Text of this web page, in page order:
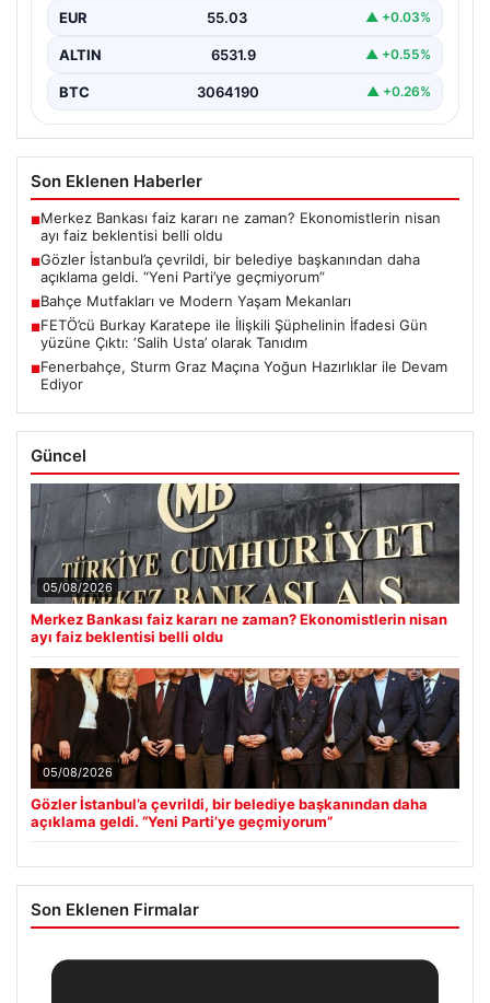
dönemde yaşanan…
EUR 55.03 ▲ +0.03%
ALTIN 6531.9 ▲ +0.55%
BTC 3064190 ▲ +0.26%
Son Eklenen Haberler
■Merkez Bankası faiz kararı ne zaman? Ekonomistlerin nisan
ayı faiz beklentisi belli oldu
■Gözler İstanbul’a çevrildi, bir belediye başkanından daha
açıklama geldi. “Yeni Parti’ye geçmiyorum”
■Bahçe Mutfakları ve Modern Yaşam Mekanları
■FETÖ’cü Burkay Karatepe ile İlişkili Şüphelinin İfadesi Gün
yüzüne Çıktı: ‘Salih Usta’ olarak Tanıdım
■Fenerbahçe, Sturm Graz Maçına Yoğun Hazırlıklar ile Devam
Ediyor
Güncel
05/08/2026
Merkez Bankası faiz kararı ne zaman? Ekonomistlerin nisan
ayı faiz beklentisi belli oldu
05/08/2026
Gözler İstanbul’a çevrildi, bir belediye başkanından daha
açıklama geldi. “Yeni Parti’ye geçmiyorum”
Son Eklenen Firmalar